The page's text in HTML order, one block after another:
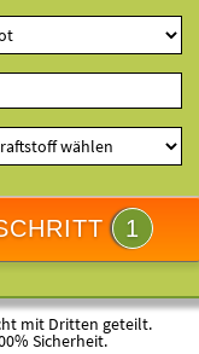
1
mit Dritten geteilt.
Sicherheit.